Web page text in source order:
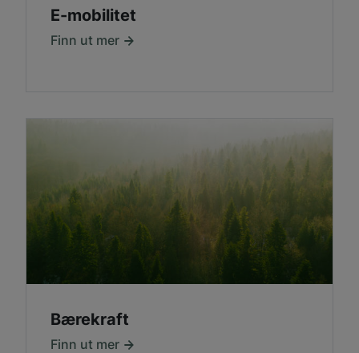
E-mobilitet
Finn ut mer
Bærekraft
Finn ut mer